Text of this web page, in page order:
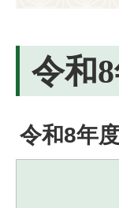
令和
令和8年